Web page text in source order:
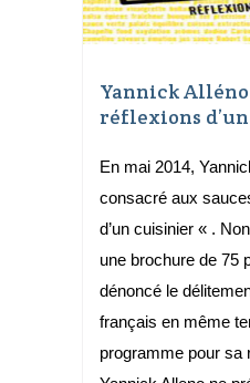
Yannick Alléno
réflexions
En mai 2014,
consacré aux
d’un cuisinier « .
une brochure de 75
dénoncé le
français en même
programme pour sa